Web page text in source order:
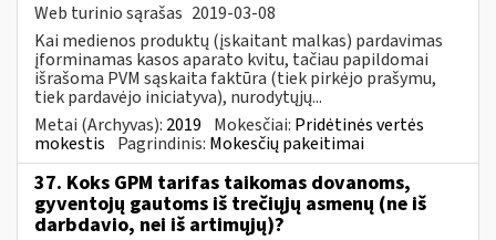
Web turinio sąrašas 2019-03-08
Kai medienos produktų (įskaitant malkas) pardavimas
įforminamas kasos aparato kvitu, tačiau papildomai
išrašoma PVM sąskaita faktūra (tiek pirkėjo prašymu,
tiek pardavėjo iniciatyva), nurodytųjų...
Metai (Archyvas): 2019 Mokesčiai: Pridėtinės vertės
mokestis Pagrindinis: Mokesčių pakeitimai
37. Koks GPM tarifas taikomas dovanoms,
gyventojų gautoms iš trečiųjų asmenų (ne iš
darbdavio, nei iš artimųjų)?